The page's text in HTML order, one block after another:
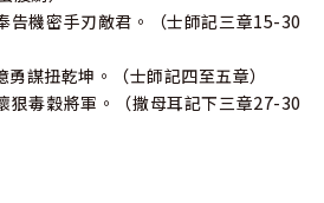
告機密手刃敵君。（士師記三章15-30
謀扭乾坤。（士師記四至五章）
狠毒穀將軍。（撒母耳記下三章27-30
狠心剿嬰兒。（馬太福音二章1-15